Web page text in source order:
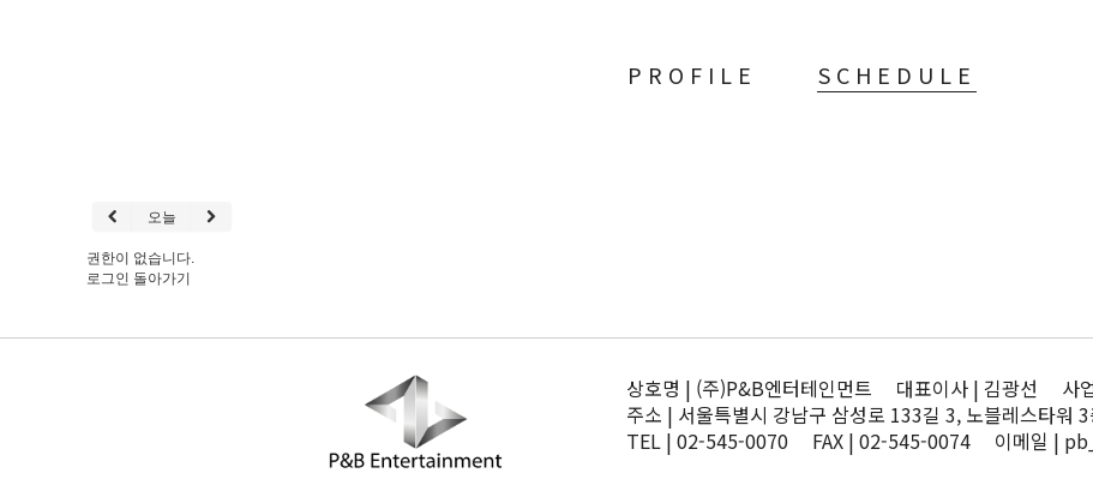
PROFILE SCHEDULE
오늘
권한이 없습니다.
로그인 돌아가기
상호명 | (주)P&B엔터테인먼트 대표이사 | 김광선 사
주소 | 서울특별시 강남구 삼성로 133길 3, 노블레스타워
TEL | 02-545-0070 FAX | 02-545-0074 이메일 |